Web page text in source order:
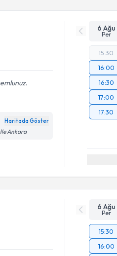
Haritada Göster
Ankara
6 Ağu
Per
15:30
16:00
16:30
17:00
17:30
6 Ağu
Per
15:30
16:00